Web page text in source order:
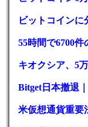
Bitget日本撤退